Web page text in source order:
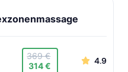
369 €
314 €
4.9